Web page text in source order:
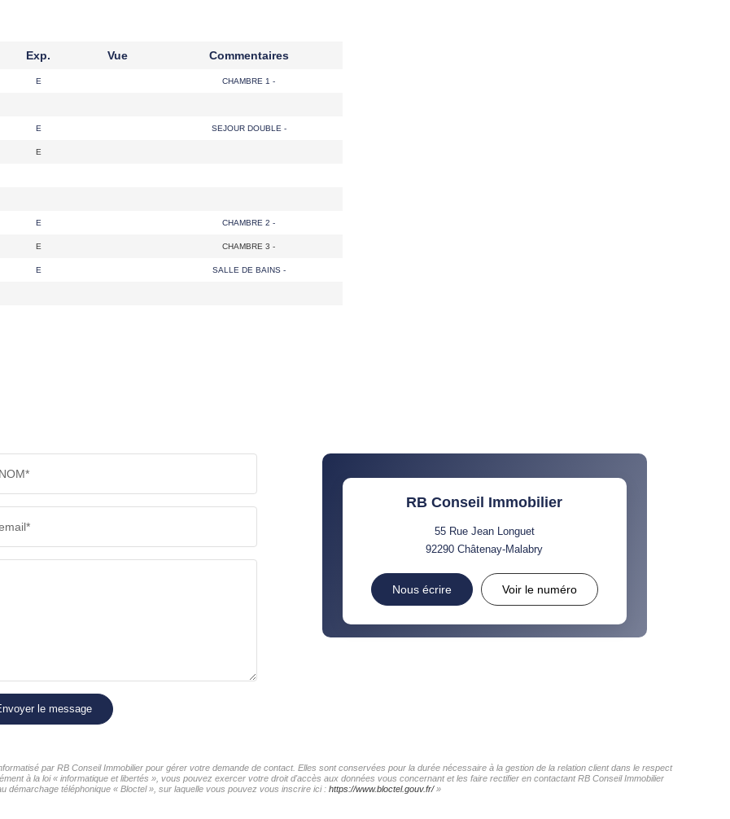
Exp. Vue Commentaires
E CHAMBRE 1 -
E SEJOUR DOUBLE -
E
E CHAMBRE 2 -
E CHAMBRE 3 -
E SALLE DE BAINS -
NOM*
le message
RB Conseil Immobilier
55 Rue Jean Longuet
92290Châtenay-Malabry
Nous écrire Voir le numéro
par RB Conseil Immobilier pour gérer votre demande de contact. Elles sont conservées pour la durée nécessaire à la gestion de la relation client dans le respect
à la loi « informatique et libertés », vous pouvez exercer votre droit d'accès aux données vous concernant et les faire rectifier en contactant RB Conseil Immobilier
téléphonique « Bloctel », sur laquelle vous pouvez vous inscrire ici : https://www.bloctel.gouv.fr/»